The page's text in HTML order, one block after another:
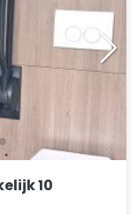
10